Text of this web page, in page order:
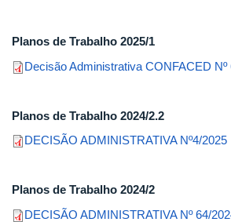
Planos de Trabalho 2025/1
Decisão Administrativa CONFACED Nº
Planos de Trabalho 2024/2.2
DECISÃO ADMINISTRATIVA Nº4/2025
Planos de Trabalho 2024/2
DECISÃO ADMINISTRATIVA Nº 64/